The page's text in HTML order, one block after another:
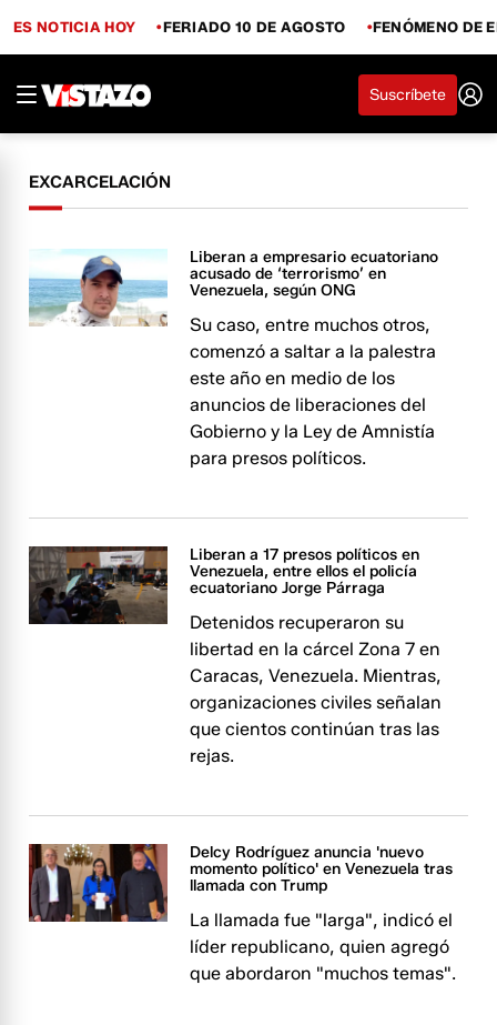
ES NOTICIA HOY FERIADO 10 DE AGOSTO FENÓMENO DE
Suscríbete
EXCARCELACIÓN
Liberan a empresario ecuatoriano
acusado de ‘terrorismo’ en
Venezuela, según ONG
Su caso, entre muchos otros,
comenzó a saltar a la palestra
este año en medio de los
anuncios de liberaciones del
Gobierno y la Ley de Amnistía
para presos políticos.
Liberan a 17 presos políticos en
Venezuela, entre ellos el policía
ecuatoriano Jorge Párraga
Detenidos recuperaron su
libertad en la cárcel Zona 7 en
Caracas, Venezuela. Mientras,
organizaciones civiles señalan
que cientos continúan tras las
rejas.​​​​​​
Delcy Rodríguez anuncia 'nuevo
momento político' en Venezuela tras
llamada con Trump
La llamada fue "larga", indicó el
líder republicano, quien agregó
que abordaron "muchos temas".